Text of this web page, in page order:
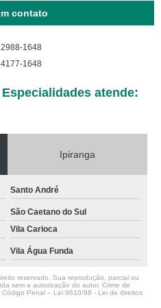
contato
1648
1648
atende:
Ipiranga
Santo André
São Caetano do Sul
Vila Carioca
Vila Água Funda
reservado. Sua reprodução, parcial ou
sem a autorização do autor. Crime de
Código Penal – Lei 9610/98 - Lei de direitos